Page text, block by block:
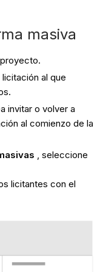
masiva
al que
invitar o volver a
al comienzo de la
, seleccione
licitantes con el